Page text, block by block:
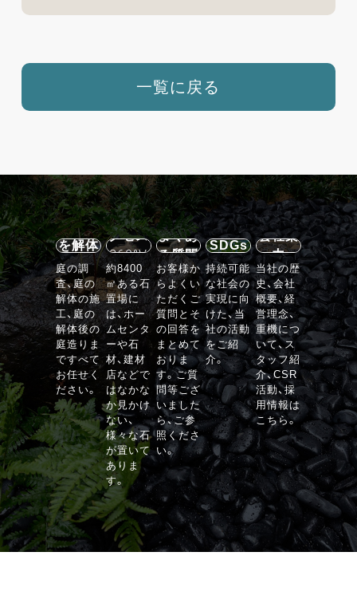
一覧に戻る
石の庭
を解体
する
庭の調
査、庭の
解体の施
工、庭の
解体後の
庭造りま
ですべて
お任せく
ださい。
施設案
内・ア
クセス
360°V
R
VIEW
約8400
㎡ある石
置場に
は、ホー
ムセンタ
ーや石
材、建材
店などで
はなかな
か見かけ
ない、
様々な石
が置いて
ありま
す。
よくあ
る質問
お客様か
らよくい
ただくご
質問とそ
の回答を
まとめて
おりま
す。ご質
問等ござ
いました
ら、ご参
照くださ
い。
SDGs
持続可能
な社会の
実現に向
けた、当
社の活動
をご紹
介。
会社案
内
当社の歴
史、会社
概要、経
営理念、
重機につ
いて、ス
タッフ紹
介、CSR
活動、採
用情報は
こちら。